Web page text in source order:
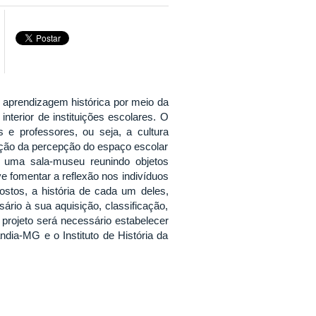
histórica por meio da
de instituições escolares. O
e professores, ou seja, a cultura
da percepção do espaço escolar
sala-museu reunindo objetos
fomentar a reflexão nos indivíduos
a história de cada um deles,
à sua aquisição, classificação,
será necessário estabelecer
MG e o Instituto de História da